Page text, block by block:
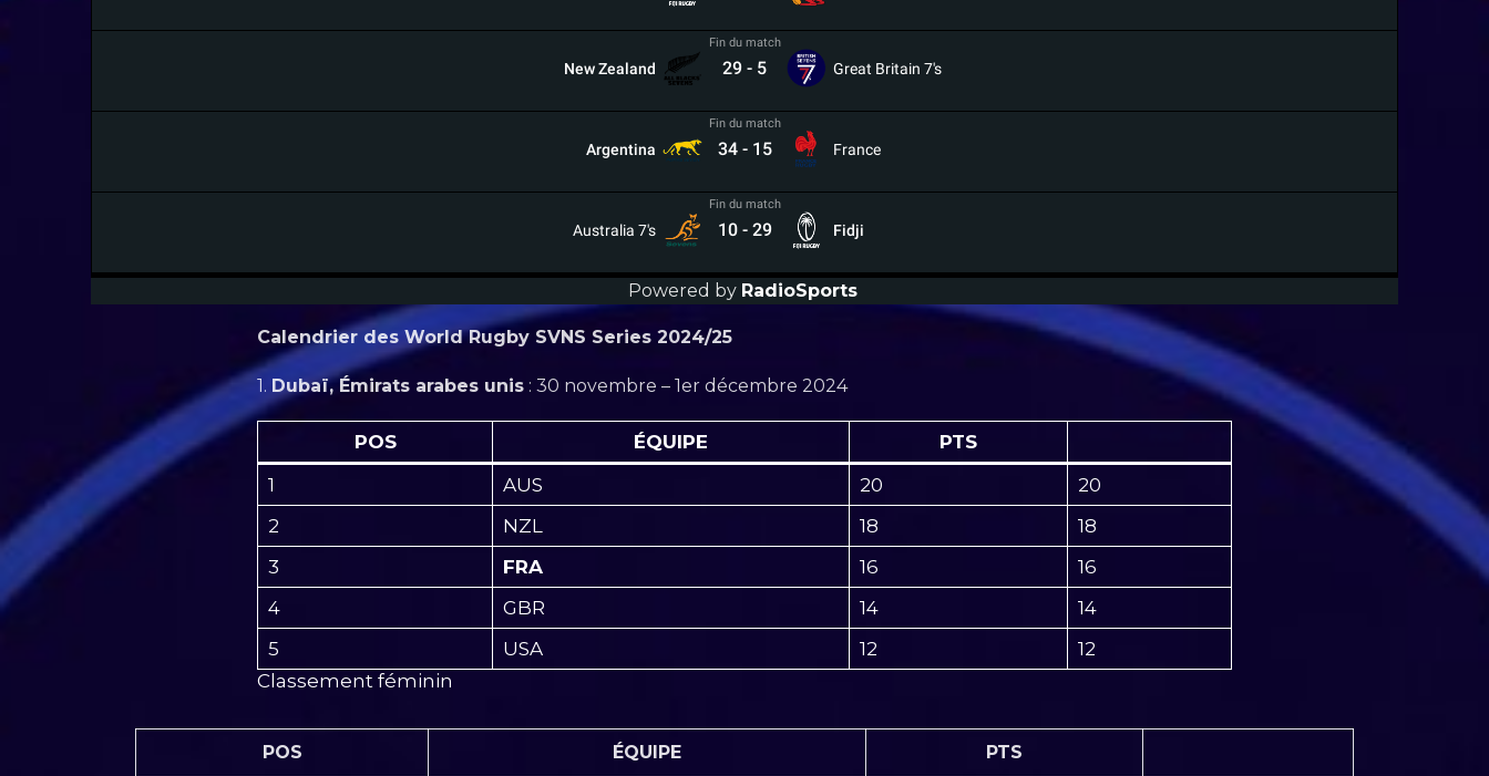
New Zealand
Fin du match
29 - 5 Great Britain 7's
Argentina
Fin du match
34 - 15 France
Australia 7's
Fin du match
10 - 29 Fidji
Powered by RadioSports
Calendrier des World Rugby SVNS Series 2024/25
1. Dubaï, Émirats arabes unis : 30 novembre – 1er décembre 2024
POS ÉQUIPE
PTS
1
AUS 20
20
2
NZL 18
18
3
FRA 16
16
4
GBR 14
14
5
USA 12
12
Classement féminin
POS ÉQUIPE PTS